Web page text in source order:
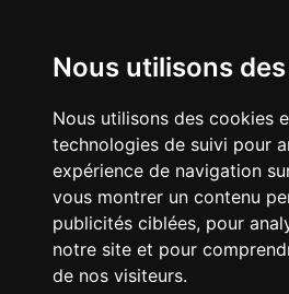
Nous utilisons
Nous utilisons des cookies
technologies de suivi pour
expérience de navigation
vous montrer un contenu
publicités ciblées, pour
notre site et pour
de nos visiteurs.